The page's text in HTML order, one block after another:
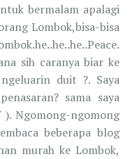
bermalam apalagi
Lombok,bisa-bisa
sih caranya biar ke
duit ?. Saya
sama saya
). Ngomong-ngomong
beberapa blog
murah ke Lombok,